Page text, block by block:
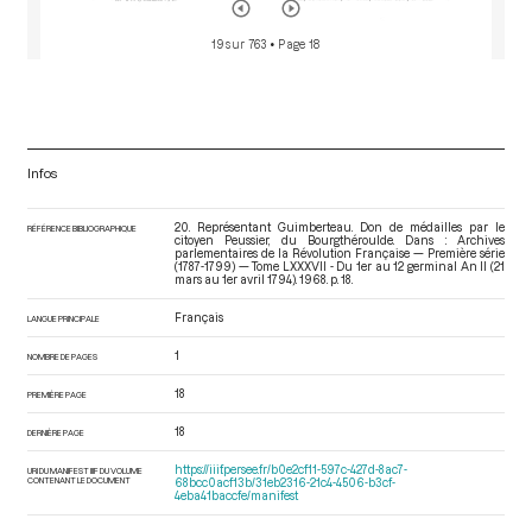
19 sur 763 • Page 18
Infos
RÉFÉRENCE BIBLIOGRAPHIQUE
20. Représentant Guimberteau. Don de médailles par le
citoyen Peussier, du Bourgthéroulde. Dans : Archives
parlementaires de la Révolution Française — Première série
(1787-1799) — Tome LXXXVII - Du 1er au 12 germinal An II (21
mars au 1er avril 1794) . 1968. p. 18.
LANGUE PRINCIPALE Français
NOMBRE DE PAGES 1
PREMIÈRE PAGE 18
DERNIÈRE PAGE 18
URI DU MANIFEST IIIF DU VOLUME
CONTENANT LE DOCUMENT
https://iiif.persee.fr/b0e2cf11-597c-427d-8ac7-
68bcc0acf13b/31eb2316-21c4-4506-b3cf-
4eba41baccfe/manifest